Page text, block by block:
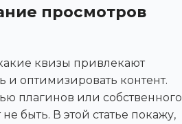
просмотров
квизы привлекают
и оптимизировать контент.
плагинов или собственного
быть. В этой статье покажу,